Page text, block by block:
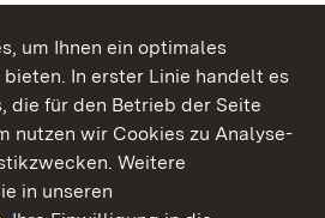
um Ihnen ein optimales
In erster Linie handelt es
die für den Betrieb der Seite
nutzen wir Cookies zu Analyse-
Weitere
in unseren